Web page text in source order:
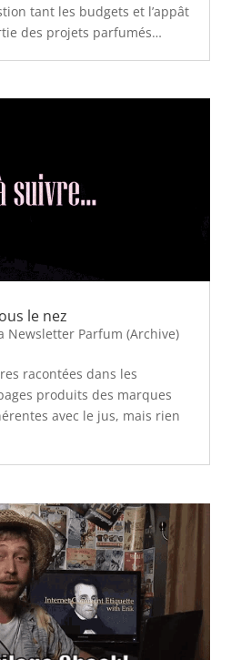
tant les budgets et l’appât
des projets parfumés…
le nez
Newsletter Parfum (Archive)
racontées dans les
produits des marques
avec le jus, mais rien